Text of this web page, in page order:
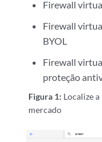
Firewall
Firewall
BYOL
Firewall
proteção
Figura 1: Localize
mercado